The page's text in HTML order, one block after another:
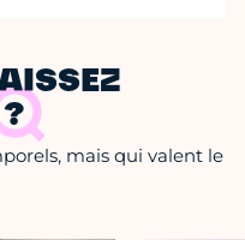
mais qui valent le